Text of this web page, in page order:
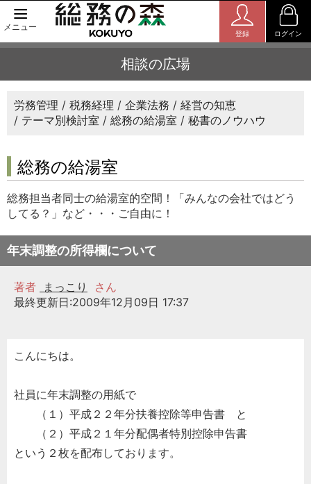
メニュー
登録 ログイン
相談の広場
労務管理 税務経理 企業法務
経営の知恵
テーマ別検討室
総務の給湯室 秘書のノウハウ
総務の給湯室
総務担当者同士の給湯室的空間！「みんなの会社ではどう
してる？」など・・・ご自由に！
年末調整の所得欄について
著者 まっこり
さん
最終更新日:2009年12月09日 17:37
こんにちは。
社員に年末調整の用紙で
（１）平成２２年分扶養控除等申告書 と
（２）平成２１年分配偶者特別控除申告書
という２枚を配布しております。